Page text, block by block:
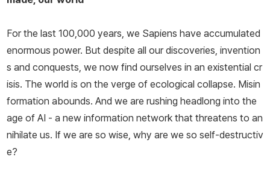
이낸셜타임스〉 〈가디언〉, CNN과 BBC 등 세계 유수의 언론을 통해
코로나19 사태, 러시아의 우크라이나 침공, 이스라엘-하마스 전쟁 등
현안에 대해 발언하며 대중과 소통하고 있다.
For the last 100,000 years, we Sapiens have accumulated
enormous power. But despite all our discoveries, invention
s and conquests, we now find ourselves in an existential cr
isis. The world is on the verge of ecological collapse. Misin
formation abounds. And we are rushing headlong into the
age of AI - a new information network that threatens to an
nihilate us. If we are so wise, why are we so self-destructiv
e?